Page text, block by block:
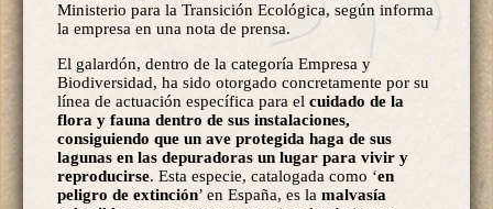
Ministerio para la Transición Ecológica, según informa
la empresa en una nota de prensa.
El galardón, dentro de la categoría Empresa y
Biodiversidad, ha sido otorgado concretamente por su
línea de actuación específica para el cuidado de la
flora y fauna dentro de sus instalaciones,
consiguiendo que un ave protegida haga de sus
lagunas en las depuradoras un lugar para vivir y
reproducirse. Esta especie, catalogada como ‘en
peligro de extinción’ en España, es la malvasía